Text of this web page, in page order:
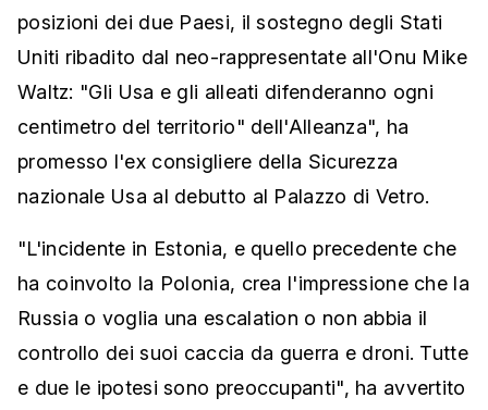
posizioni dei due Paesi, il sostegno degli Stati
Uniti ribadito dal neo-rappresentate all'Onu Mike
Waltz: "Gli Usa e gli alleati difenderanno ogni
centimetro del territorio" dell'Alleanza", ha
promesso l'ex consigliere della Sicurezza
nazionale Usa al debutto al Palazzo di Vetro.
"L'incidente in Estonia, e quello precedente che
ha coinvolto la Polonia, crea l'impressione che la
Russia o voglia una escalation o non abbia il
controllo dei suoi caccia da guerra e droni. Tutte
e due le ipotesi sono preoccupanti", ha avvertito